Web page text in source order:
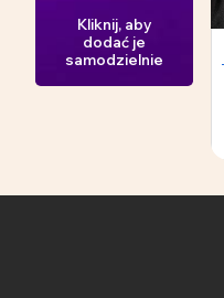
Kliknij, aby
dodać je
samodzielnie